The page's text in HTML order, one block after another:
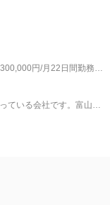
円/月22日間勤務想
ている会社です。富山の